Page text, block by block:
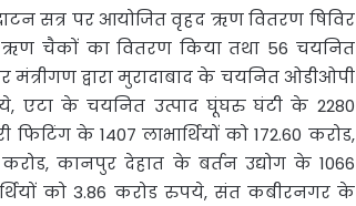
सत्र पर आयोजित वृहद ऋण वितरण षिविर
ऋण चैकों का वितरण किया तथा 56 चयनित
द्वारा मुरादाबाद के चयनित ओडीओपी
एटा के चयनित उत्पाद घूंघरु घंटी के 2280
के 1407 लाभार्थियों को 172.60 करोड,
कानपुर देहात के बर्तन उद्योग के 1066
को 3.86 करोड रुपये, संत कबीरनगर के